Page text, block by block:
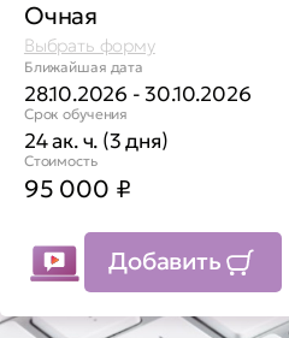
Очная
Выбрать форму
Ближайшая дата
28.10.2026 - 30.10.2026
Срок обучения
24 ак. ч. (3 дня)
Стоимость
95 000 ₽
Добавить